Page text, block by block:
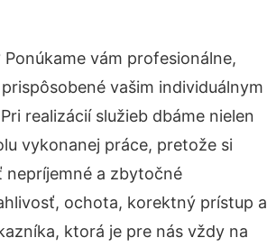
Ponúkame vám profesionálne,
vašim individuálnym
realizácií služieb dbáme nielen
vykonanej práce, pretože si
nepríjemné a zbytočné
ochota, korektný prístup a
ktorá je pre nás vždy na